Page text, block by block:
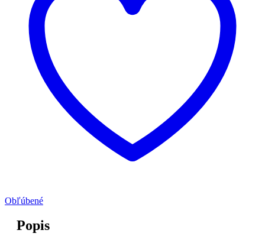
Obľúbené
Popis